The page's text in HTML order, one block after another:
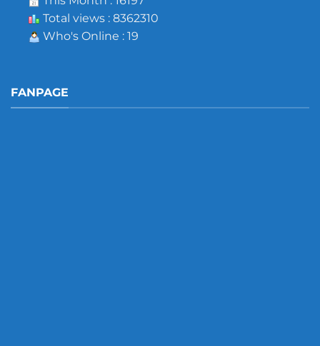
Total views : 8362310
Who's Online : 19
FANPAGE